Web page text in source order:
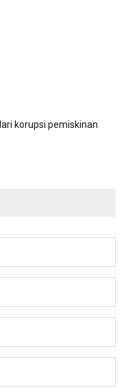
korupsi pemiskinan